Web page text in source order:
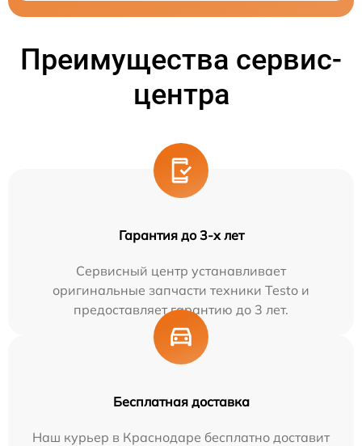
Преимущества сервис-
центра
Гарантия до 3-х лет
Сервисный центр устанавливает
оригинальные запчасти техники Testo и
предоставляет гарантию до 3 лет.
Бесплатная доставка
Наш курьер в Краснодаре бесплатно доставит